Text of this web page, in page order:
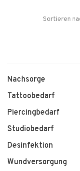
Sortieren
Nachsorge
Tattoobedarf
Piercingbedarf
Studiobedarf
Desinfektion
Wundversorgung